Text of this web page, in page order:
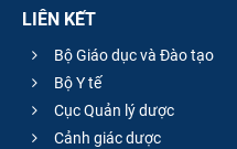
LIÊN KẾT
Bộ Giáo dục và Đào tạo
Bộ Y tế
Cục Quản lý dược
Cảnh giác dược